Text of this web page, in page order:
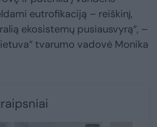
eutrofikaciją – reiškinį,
ekosistemų pusiausvyrą“, –
tvarumo vadovė Monika